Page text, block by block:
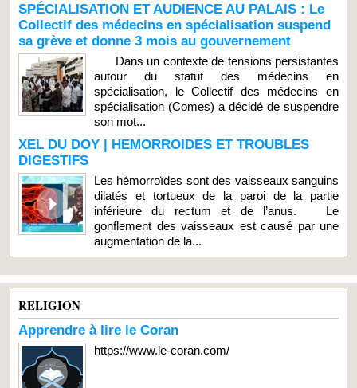
SPÉCIALISATION ET AUDIENCE AU PALAIS : Le
Collectif des médecins en spécialisation suspend
sa grève et donne 3 mois au gouvernement
Dans un contexte de tensions persistantes
autour du statut des médecins en
spécialisation, le Collectif des médecins en
spécialisation (Comes) a décidé de suspendre
son mot...
XEL DU DOY | HEMORROIDES ET TROUBLES
DIGESTIFS
Les hémorroïdes sont des vaisseaux sanguins
dilatés et tortueux de la paroi de la partie
inférieure du rectum et de l’anus. Le
gonflement des vaisseaux est causé par une
augmentation de la...
RELIGION
Apprendre à lire le Coran
https://www.le-coran.com/